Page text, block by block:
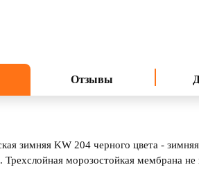
Отзывы
зимняя KW 204 черного цвета -
Трехслойная морозостойкая мембрана